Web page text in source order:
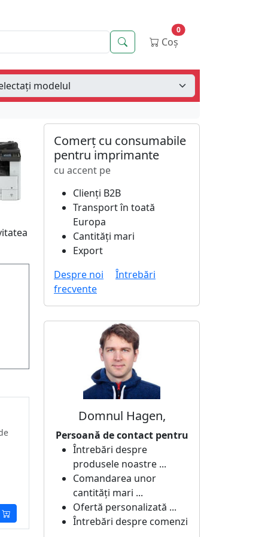
CăutareCoș
0
Comerț cu consumabile
pentru imprimante
cu accent pe
Clienți B2B
Transport în toată
Europa
Cantități mari
Export
Despre noi
Întrebări
frecvente
Domnul Hagen,
Persoană de contact pentru
Întrebări despre
produsele noastre ...
Comandarea unor
cantități mari ...
Ofertă personalizată ...
Întrebări despre comenzi